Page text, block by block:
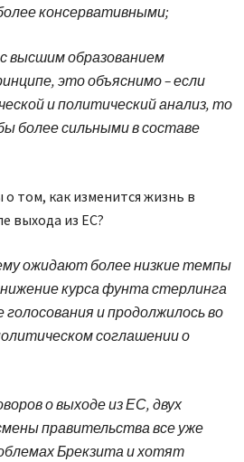
консервативными;
высшим образованием
это объяснимо – если
и политический анализ, то
более сильными в составе
том, как изменится жизнь в
выхода из ЕС?
ожидают более низкие темпы
курса фунта стерлинга
голосования и продолжилось во
соглашении о
о выходе из ЕС, двух
правительства все уже
Брекзита и хотят